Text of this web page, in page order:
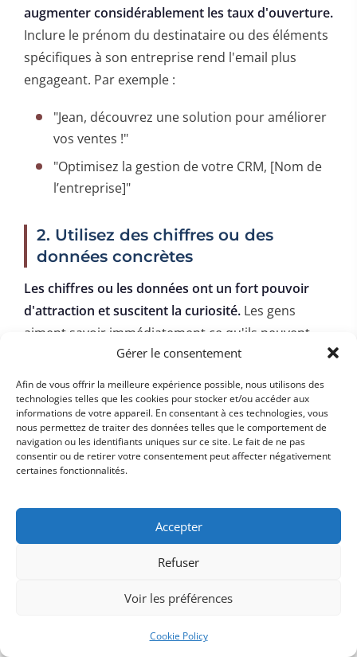
Gérer le consentement
Afin de vous offrir la meilleure expérience possible, nous utilisons des
technologies telles que les cookies pour stocker et/ou accéder aux
informations de votre appareil. En consentant à ces technologies, vous
nous permettez de traiter des données telles que le comportement de
navigation ou les identifiants uniques sur ce site. Le fait de ne pas
consentir ou de retirer votre consentement peut affecter négativement
certaines fonctionnalités.
Accepter
Refuser
Voir les préférences
Cookie Policy
augmenter considérablement les taux d'ouverture.
Inclure le prénom du destinataire ou des éléments
spécifiques à son entreprise rend l'email plus
engageant. Par exemple :
"Jean, découvrez une solution pour améliorer
vos ventes !"
"Optimisez la gestion de votre CRM, [Nom de
l’entreprise]"
2. Utilisez des chiffres ou des
données concrètes
Les chiffres ou les données ont un fort pouvoir
d'attraction et suscitent la curiosité. Les gens
aiment savoir immédiatement ce qu'ils peuvent
attendre d'un email. Par exemple :
"Augmentez votre taux de conversion de 25%
en 30 jours"
"3 astuces pour réduire vos coûts marketing"
agressif
Créer un sentiment d'urgence est efficace, mais il
faut éviter de paraître trop pressant.
"Dernière chance pour profiter de notre offre